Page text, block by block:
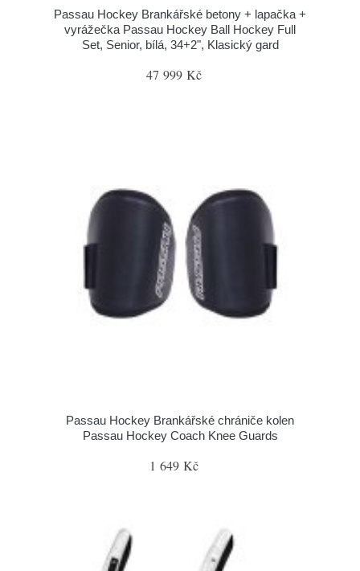
Passau Hockey Brankářské betony + lapačka +
vyrážečka Passau Hockey Ball Hockey Full
Set, Senior, bílá, 34+2", Klasický gard
47 999 Kč
Passau Hockey Brankářské chrániče kolen
Passau Hockey Coach Knee Guards
1 649 Kč